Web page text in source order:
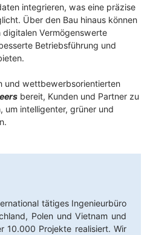
integrieren, was eine präzise
Über den Bau hinaus können
Vermögenswerte
Betriebsführung und
und wettbewerbsorientierten
bereit, Kunden und Partner zu
um intelligenter, grüner und
tätiges Ingenieurbüro
Polen und Vietnam und
10.000 Projekte realisiert. Wir